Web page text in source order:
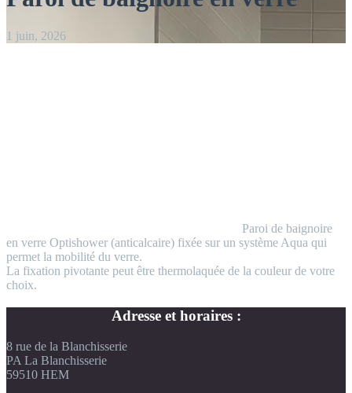
1 juin, 2026
Paroi de baignoire
en verre Optishower (anticalcaire) fixée sur un système Aqua qui
permet la mobilité du verre.
La fixation pivotante peut être thermolaquée de la couleur de votre
choix.
Adresse et horaires :
8 rue de la Blanchisserie
PA La Blanchisserie
59510 HEM